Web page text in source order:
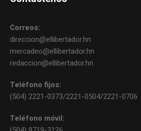
Correos:
direccion@ellibertador.hn
mercadeo@ellibertador.hn
redaccion@ellibertador.hn
Teléfono fijos:
(504) 2221-0373/2221-0504/2221-0706
Teléfono móvil: